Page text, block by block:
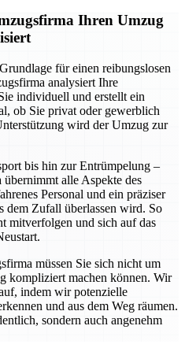
Ihren Umzug
für einen reibungslosen
analysiert Ihre
individuell und erstellt ein
ob Sie privat oder gewerblich
wird der Umzug zur
bis hin zur Entrümpelung –
alle Aspekte des
Personal und ein präziser
dem Zufall überlassen wird. So
mitverfolgen und sich auf das
müssen Sie sich nicht um
kompliziert machen können. Wir
indem wir potenzielle
und aus dem Weg räumen.
sondern auch angenehm